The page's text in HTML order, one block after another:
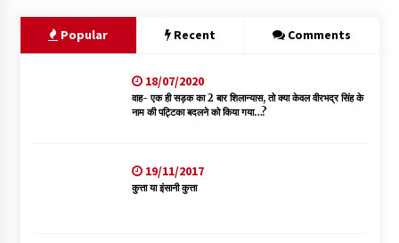
Popular Recent Comments
18/07/2020
वाह- एक ही सड़क का 2 बार शिलान्यास, तो क्या केवल वीरभद्र सिंह के
नाम की पट्टिका बदलने को किया गया…?
19/11/2017
कुत्ता या इंसानी कुत्ता